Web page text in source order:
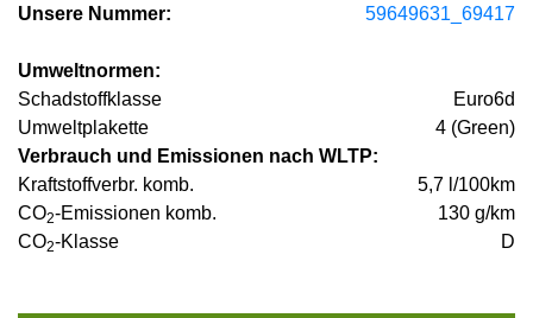
Unsere Nummer:
59649631_69417
Umweltnormen:
Schadstoffklasse
Euro6d
Umweltplakette
4 (Green)
Verbrauch und Emissionen nach WLTP:
Kraftstoffverbr. komb.
5,7 l/100km
CO2-Emissionen komb.
130 g/km
CO2-Klasse D